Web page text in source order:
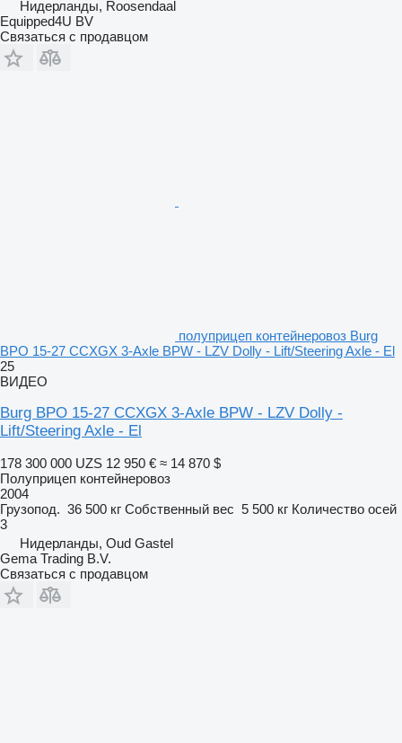
Нидерланды, Roosendaal
Equipped4U BV
Связаться с продавцом
полуприцеп контейнеровоз Burg
BPO 15-27 CCXGX 3-Axle BPW - LZV Dolly - Lift/Steering Axle - El
25
ВИДЕО
Burg BPO 15-27 CCXGX 3-Axle BPW - LZV Dolly -
Lift/Steering Axle - El
178 300 000 UZS 12 950 € ≈ 14 870 $
Полуприцеп контейнеровоз
2004
Грузопод. 36 500 кг Собственный вес 5 500 кг Количество осей
3
Нидерланды, Oud Gastel
Gema Trading B.V.
Связаться с продавцом